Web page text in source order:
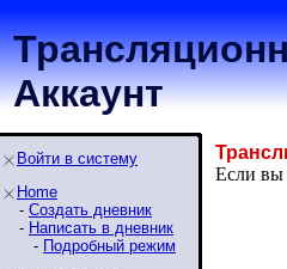
Аккаунт
Войти в систему
Home
- Создать дневник
- Написать в дневник
- Подробный режим
Если вы